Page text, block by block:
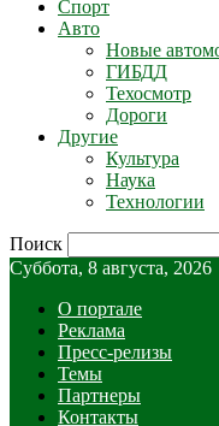
Спорт
Авто
Новые
ГИБДД
Техосмотр
Дороги
Другие
Культура
Наука
Технологии
Поиск
Суббота, 8 августа, 2026
О портале
Реклама
Пресс-релизы
Темы
Партнеры
Контакты